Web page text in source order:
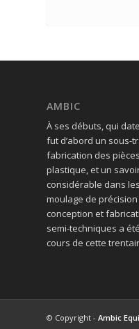
AMBIC
À ses débuts, qui
fut d’abord un sous-
fabrication des
plastique, et un
considérable dans
moulage de
conception et
semi-techniques a
cours de cette
© Copyright - Ambic